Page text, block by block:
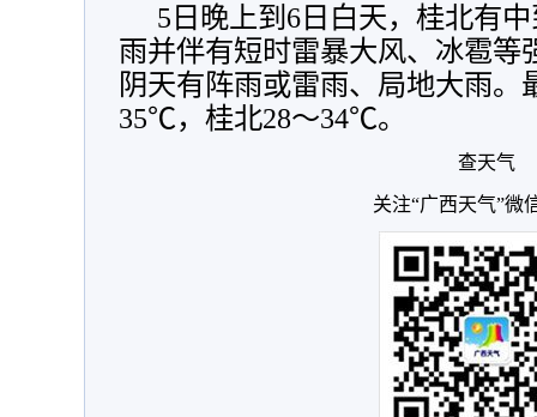
5日晚上到6日白天，桂北有
雨并伴有短时雷暴大风、冰雹等
阴天有阵雨或雷雨、局地大雨。
35℃，桂北28～34℃。
查天气
关注“广西天气”微